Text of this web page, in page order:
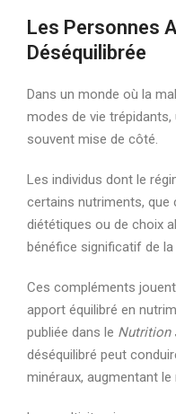
Les Personnes
Déséquilibrée
Dans un monde où la
modes de vie
souvent mise de côté.
Les individus dont le
certains nutriments,
diététiques ou de choix
bénéfice significatif de
Ces compléments
apport équilibré en
publiée dans le Nutrition
déséquilibré peut
minéraux, augmentant